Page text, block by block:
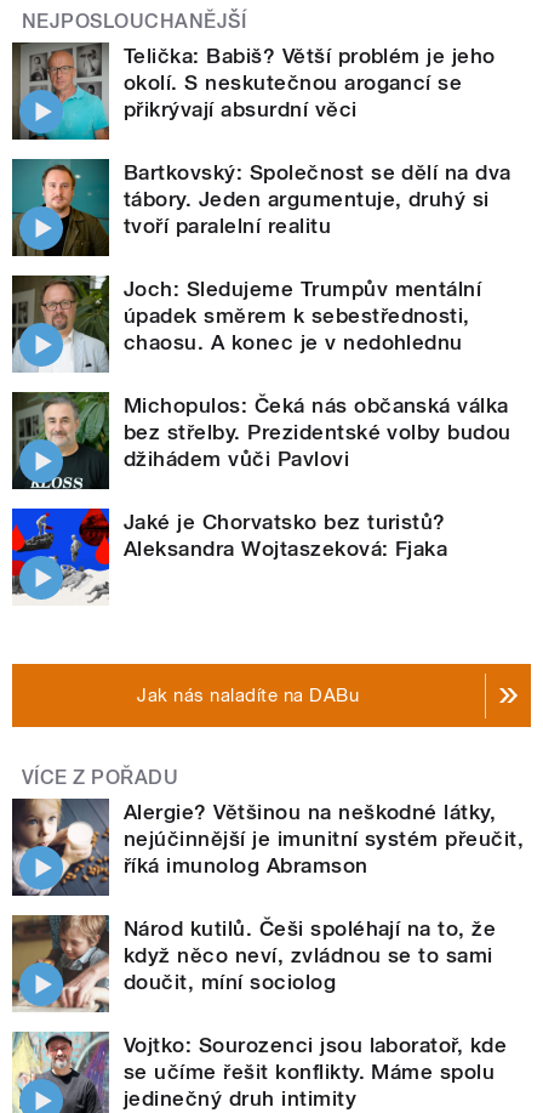
NEJPOSLOUCHANĚJŠÍ
Telička: Babiš? Větší problém je jeho
okolí. S neskutečnou arogancí se
přikrývají absurdní věci
Bartkovský: Společnost se dělí na dva
tábory. Jeden argumentuje, druhý si
tvoří paralelní realitu
Joch: Sledujeme Trumpův mentální
úpadek směrem k sebestřednosti,
chaosu. A konec je v nedohlednu
Michopulos: Čeká nás občanská válka
bez střelby. Prezidentské volby budou
džihádem vůči Pavlovi
Jaké je Chorvatsko bez turistů?
Aleksandra Wojtaszeková: Fjaka
Jak nás naladíte na DABu
VÍCE Z POŘADU
Alergie? Většinou na neškodné látky,
nejúčinnější je imunitní systém přeučit,
říká imunolog Abramson
Národ kutilů. Češi spoléhají na to, že
když něco neví, zvládnou se to sami
doučit, míní sociolog
Vojtko: Sourozenci jsou laboratoř, kde
se učíme řešit konflikty. Máme spolu
jedinečný druh intimity